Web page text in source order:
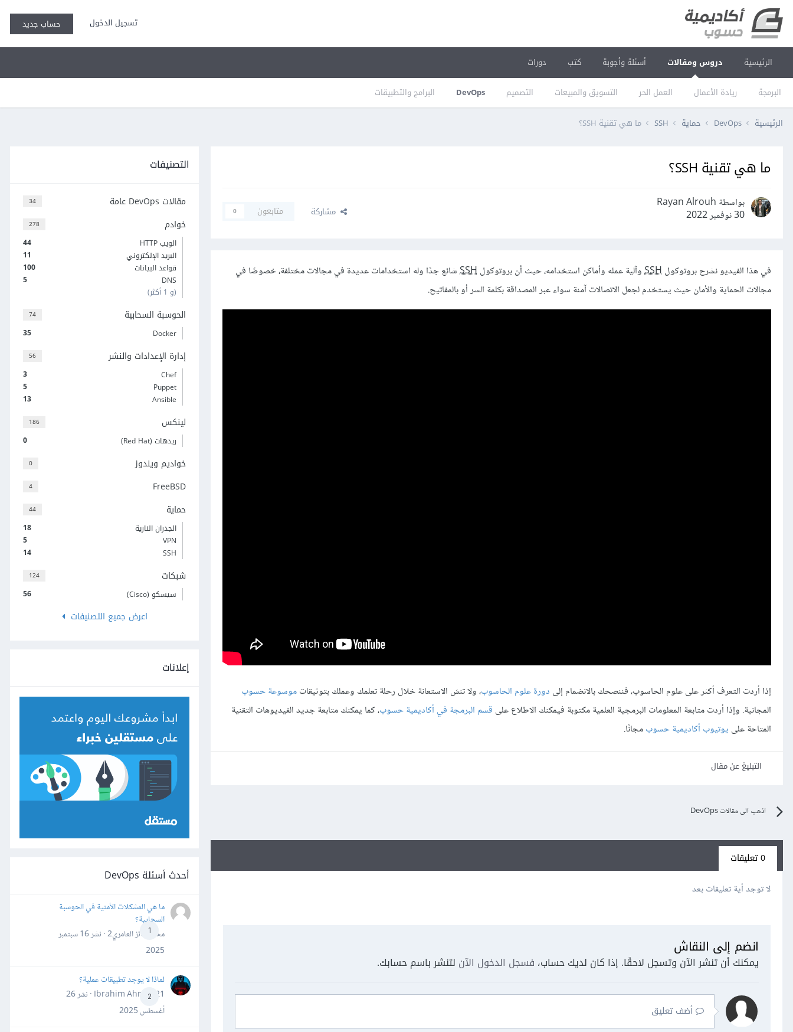
تسجيل الدخول حساب جديد
الرئيسية دروس ومقالات
البرمجة ريادة الأعمال العمل الحر التسويق والمبيعات التصميم DevOps البرامج والتطبيقات
أسئلة وأجوبة كتب دورات
الرئيسية DevOps حماية SSH ما هي تقنية SSH؟
ما هي تقنية SSH؟
بواسطة Rayan Alrouh
30 نوفمبر 2022
مشاركة متابعون 0
في هذا الفيديو نشرح بروتوكول SSHوآلية عمله وأماكن استخدامه، حيث أن بروتوكول SSHشائع جدًا وله استخدامات عديدة في مجالات مختلفة، خصوصًا في
مجالات الحماية والأمان حيث يستخدم لجعل الاتصالات آمنة سواء عبر المصداقة بكلمة السر أو بالمفاتيح.
إذا أردت التعرف أكثر على علوم الحاسوب، فننصحك بالانضمام إلى دورة علوم الحاسوب، ولا تنسَ الاستعانة خلال رحلة تعلمك وعملك بتوثيقاتموسوعة حسوب
المجانية. وإذا أردت متابعة المعلومات البرمجية العلمية مكتوبة فيمكنك الاطلاع على قسم البرمجة في أكاديمية حسوب، كما يمكنك متابعة جديد الفيديوهات التقنية
المتاحة على يوتيوب أكاديمية حسوبمجانًا.
التبليغ عن مقال
اذهب الى مقالات DevOps
0 تعليقات
لا توجد أية تعليقات بعد
انضم إلى النقاش
يمكنك أن تنشر الآن وتسجل لاحقًا. إذا كان لديك حساب، فسجل الدخول الآن لتنشر باسم حسابك.
أضف تعليق
التصنيفات
34 مقالات DevOps عامة
278 خوادم
44
الويب HTTP
11
البريد الإلكتروني
100
قواعد البيانات
5
DNS
(و 1 أكثر)
74 الحوسبة السحابية
35 Docker
56 إدارة الإعدادات والنشر
3
Chef
5
Puppet
13
Ansible
186 لينكس
0 ريدهات (Red Hat)
0 خواديم ويندوز
4 FreeBSD
44 حماية
18
الجدران النارية
5
VPN
14
SSH
124 شبكات
56 سيسكو (Cisco)
اعرض جميع التصنيفات
إعلانات
أحدث أسئلة DevOps
1
ما هي المشكلات الأمنية في الحوسبة
السحابية؟
محمد فائز العامري2 · نشر
16 سبتمبر
2025
2
لماذا لا يوجد تطبيقات عملية؟
Ibrahim Ahmed21 · نشر
26
أغسطس 2025